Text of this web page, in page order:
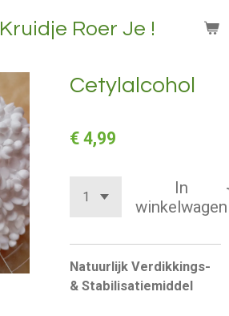
Kruidje Roer Je !
Cetylalcohol
€ 4,99
In
winkelwagen
Natuurlijk Verdikkings-
& Stabilisatiemiddel